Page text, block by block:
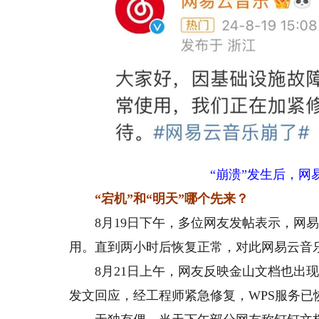
“崩溃”发生后，网
“宕机”和“明天”哪个先来？
8月19日下午，多位网友发帖表示，网易
用。直到两小时后恢复正常，对此网易云音
8月21日上午，网友反映金山文档也出现
发文回应，经工程师紧急修复，WPS服务已